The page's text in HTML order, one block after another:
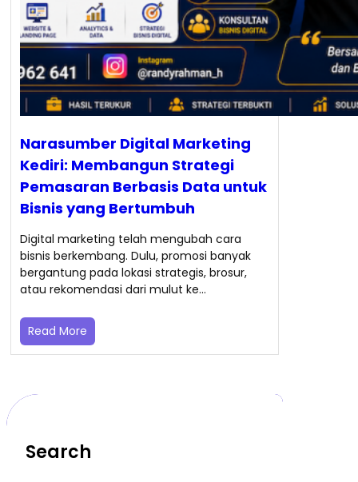
Narasumber Digital Marketing
Kediri: Membangun Strategi
Pemasaran Berbasis Data untuk
Bisnis yang Bertumbuh
Digital marketing telah mengubah cara
bisnis berkembang. Dulu, promosi banyak
bergantung pada lokasi strategis, brosur,
atau rekomendasi dari mulut ke…
Read More
Search